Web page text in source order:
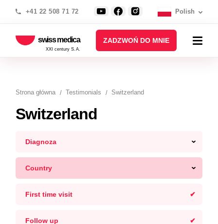
+41 22 508 71 72 Polish
swiss medica
XXI century S.A.
ZADZWOŃ DO MNIE
Strona główna Testimonials Switzerland
Switzerland
Diagnoza
Country
First time visit
Follow up